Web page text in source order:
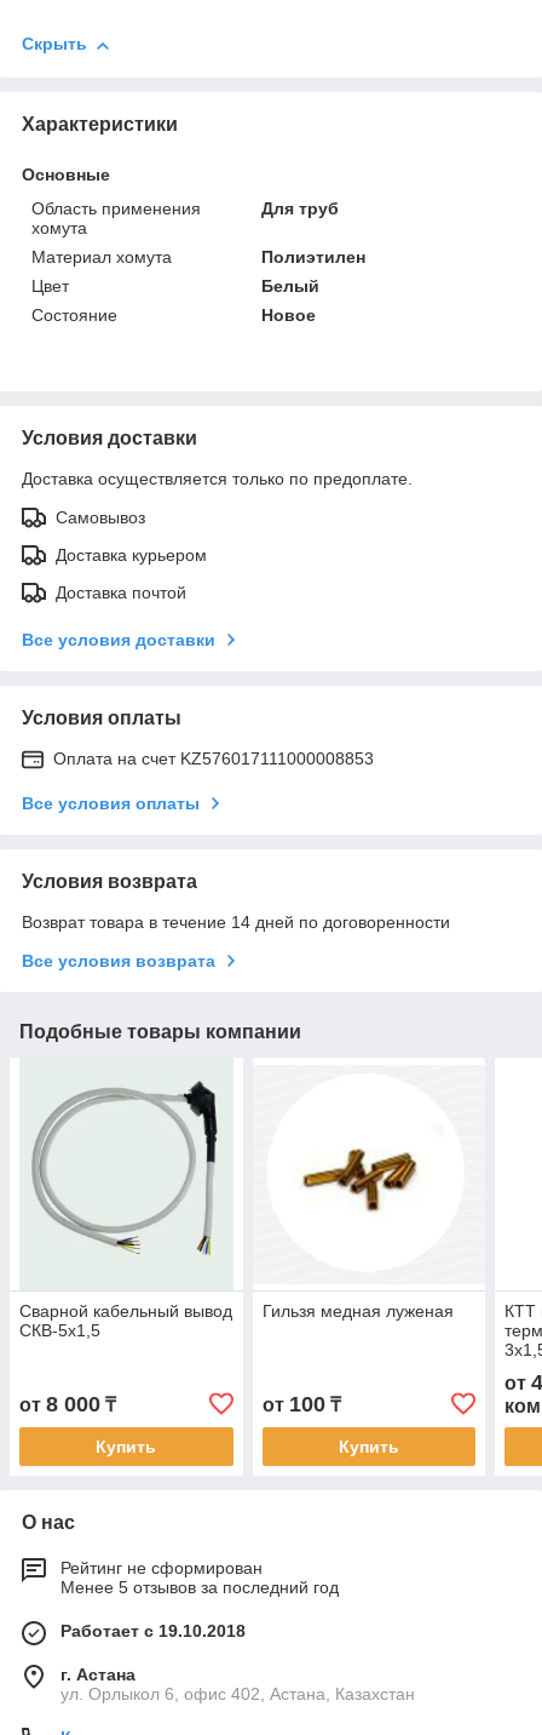
Скрыть
Характеристики
Основные
Область применения
хомута
Для труб
Материал хомута
Полиэтилен
Цвет
Белый
Состояние
Новое
Условия доставки
Доставка осуществляется только по предоплате.
Самовывоз
Доставка курьером
Доставка почтой
Все условия доставки
Условия оплаты
Оплата на счет KZ576017111000008853
Все условия оплаты
Условия возврата
Возврат товара в течение 14 дней по договоренности
Все условия возврата
Подобные товары компании
Сварной кабельный вывод
СКВ-5х1,5
от 8 000 ₸
Купить
Гильзя медная луженая
от 100₸
Купить
КТТ
от
О нас
Рейтинг не сформирован
Менее 5 отзывов за последний год
Работает с 19.10.2018
г. Астана
ул. Орлыкол 6, офис 402, Астана, Казахстан